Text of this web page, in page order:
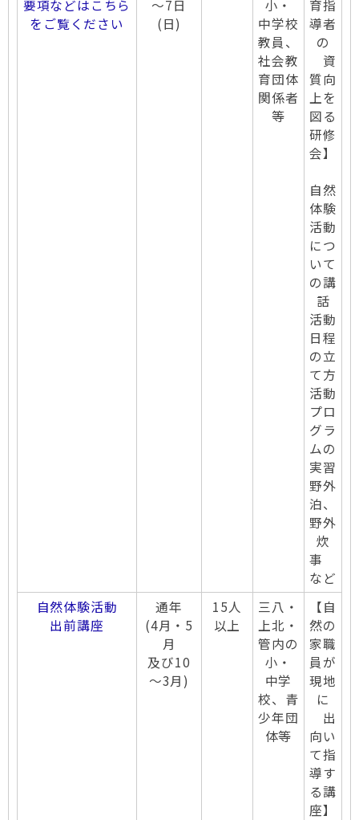
要項などはこちら
をご覧ください
～7日
(日)
小・
中学校
教員、
社会教
育団体
関係者
等
育指
導者
の
資
質向
上を
図る
研修
会】
自然
体験
活動
につ
いて
の講
話
活動
日程
の立
て方
活動
プロ
グラ
ムの
実習
野外
泊、
野外
炊
事
など
自然体験活動
出前講座
通年
(4月・5
月
及び10
～3月)
15人
以上
三八・
上北・
管内の
小・
中学
校、青
少年団
体等
【自
然の
家職
員が
現地
に
出
向い
て指
導す
る講
座】